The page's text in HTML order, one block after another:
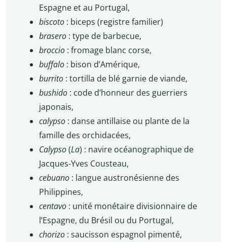
Espagne et au Portugal,
biscoto : biceps (registre familier)
brasero : type de barbecue,
broccio : fromage blanc corse,
buffalo : bison d’Amérique,
burrito : tortilla de blé garnie de viande,
bushido : code d’honneur des guerriers
japonais,
calypso : danse antillaise ou plante de la
famille des orchidacées,
Calypso(La) : navire océanographique de
Jacques-Yves Cousteau,
cebuano : langue austronésienne des
Philippines,
centavo : unité monétaire divisionnaire de
l’Espagne, du Brésil ou du Portugal,
chorizo : saucisson espagnol pimenté,